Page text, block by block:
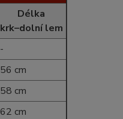
Délka
krk–dolní lem
-
56 cm
58 cm
62 cm